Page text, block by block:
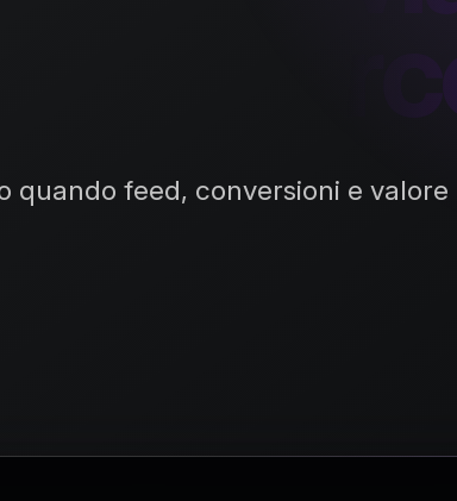
quando feed, conversioni e